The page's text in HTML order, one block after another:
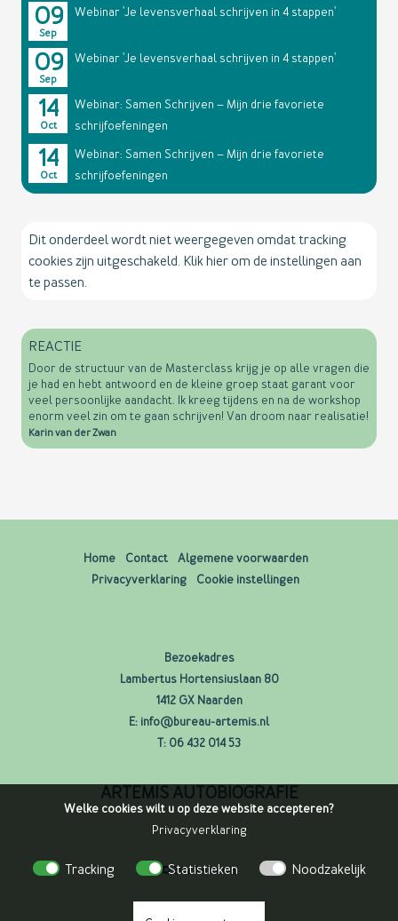
Welke cookies wilt u op deze website accepteren?
Privacyverklaring
Tracking Statistieken Noodzakelijk
09
Sep
Webinar 'Je levensverhaal schrijven in 4 stappen'
09
Sep
Webinar 'Je levensverhaal schrijven in 4 stappen'
14
Oct
Webinar: Samen Schrijven – Mijn drie favoriete
schrijfoefeningen
14
Oct
Webinar: Samen Schrijven – Mijn drie favoriete
schrijfoefeningen
Dit onderdeel wordt niet weergegeven omdat tracking
cookies zijn uitgeschakeld. Klik hier om de instellingen aan
te passen.
REACTIE
Door de structuur van de Masterclass krijg je op alle vragen die
je had en hebt antwoord en de kleine groep staat garant voor
veel persoonlijke aandacht. Ik kreeg tijdens en na de workshop
enorm veel zin om te gaan schrijven! Van droom naar realisatie!
Karin van der Zwan
Home Contact
Algemene voorwaarden
Privacyverklaring
Cookie instellingen
Bezoekadres
Lambertus Hortensiuslaan 80
1412 GX Naarden
E: info@bureau-artemis.nl
T: 06 432 014 53
ARTEMIS AUTOBIOGRAFIE
© 2026 Artemis